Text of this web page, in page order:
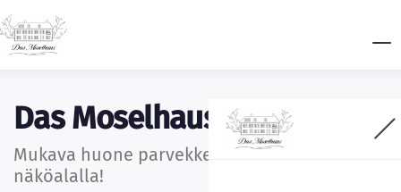
Das Moselhaus
Mukava huone parvekkeella ja Mosel-
näköalalla!